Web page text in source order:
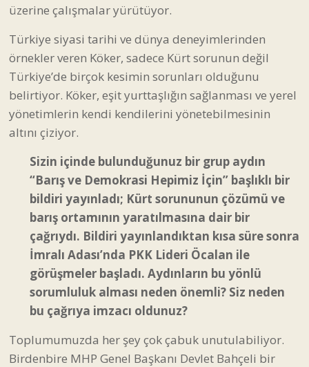
üzerine çalışmalar yürütüyor.
Türkiye siyasi tarihi ve dünya deneyimlerinden
örnekler veren Köker, sadece Kürt sorunun değil
Türkiye’de birçok kesimin sorunları olduğunu
belirtiyor. Köker, eşit yurttaşlığın sağlanması ve yerel
yönetimlerin kendi kendilerini yönetebilmesinin
altını çiziyor.
Sizin içinde bulunduğunuz bir grup aydın
“Barış ve Demokrasi Hepimiz İçin” başlıklı bir
bildiri yayınladı; Kürt sorununun çözümü ve
barış ortamının yaratılmasına dair bir
çağrıydı. Bildiri yayınlandıktan kısa süre sonra
İmralı Adası’nda PKK Lideri Öcalan ile
görüşmeler başladı. Aydınların bu yönlü
sorumluluk alması neden önemli? Siz neden
bu çağrıya imzacı oldunuz?
Toplumumuzda her şey çok çabuk unutulabiliyor.
Birdenbire MHP Genel Başkanı Devlet Bahçeli bir